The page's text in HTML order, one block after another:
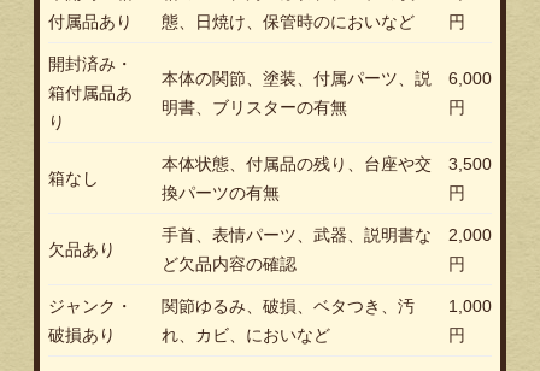
付属品あり
態、日焼け、保管時のにおいなど
円
開封済み・
箱付属品あ
り
本体の関節、塗装、付属パーツ、説
明書、ブリスターの有無
6,000
円
箱なし
本体状態、付属品の残り、台座や交
換パーツの有無
3,500
円
欠品あり
手首、表情パーツ、武器、説明書な
ど欠品内容の確認
2,000
円
ジャンク・
破損あり
関節ゆるみ、破損、ベタつき、汚
れ、カビ、においなど
1,000
円